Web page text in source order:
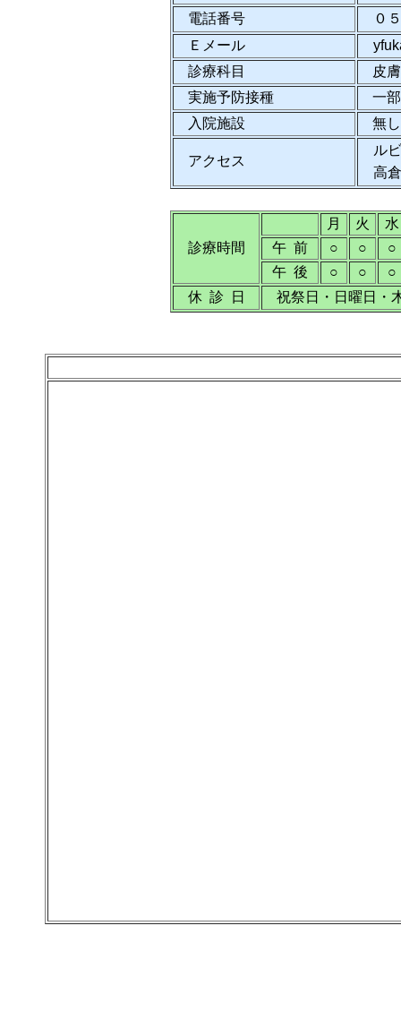
電話番号
０
Ｅメール
診療科目
皮
実施予防接種
一
入院施設
無し
アクセス
ル
高
診療時間
月 火
水
午 前
○ ○
○
午 後
○ ○
○
休 診 日
祝祭日・日曜日・